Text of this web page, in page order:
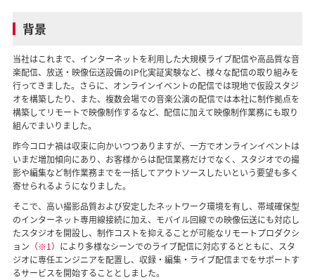
背景
当社はこれまで、インターネットを利用した大規模ライブ配信や高品質な音
楽配信、放送・映像伝送設備のIP化実証実験など、様々な配信の取り組みを
行ってきました。さらに、オンラインイベントの配信では現地で仮設スタジ
オを構築したり、また、複数会場での音楽公演の配信では本社に制作拠点を
構築してリモートで映像制作するなど、配信に加えて映像制作業務にも取り
組んでまいりました。
昨今コロナ禍は収束に向かいつつありますが、一方でオンラインイベントは
いまだ増加傾向にあり、お客様からは配信業務だけでなく、スタジオでの撮
影や編集など制作業務までを一括してアウトソースしたいという要望も多く
寄せられるようになりました。
そこで、高い撮影品質および安定したネットワーク環境を有し、帯域確保型
のインターネット専用線接続に加え、モバイル回線での映像伝送にも対応し
たスタジオを開設し、制作コストを抑えることが可能なリモートプロダクシ
ョン （※1） により多様なシーンでのライブ配信に対応するとともに、スタ
ジオに専任エンジニアを配置し、収録・編集・ライブ配信までをサポートす
るサービスを開始することとしました。